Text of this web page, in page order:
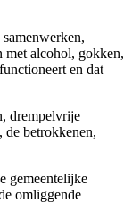
met alcohol, gokken,
en dat
drempelvrije
de betrokkenen,
gemeentelijke
omliggende